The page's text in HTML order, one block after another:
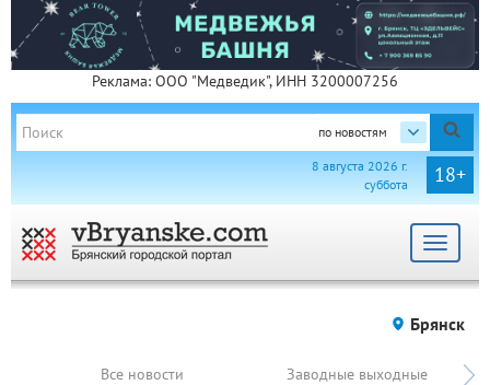
Реклама: ООО "Медведик", ИНН 3200007256
по новостям
18+
8 августа 2026 г.
суббота
Toggle
Брянск
Все новости Заводные выходные